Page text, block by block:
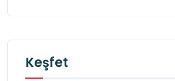
Keşfet